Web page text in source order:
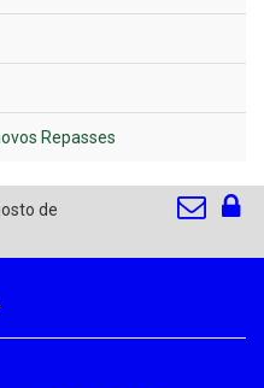
Repasses
de